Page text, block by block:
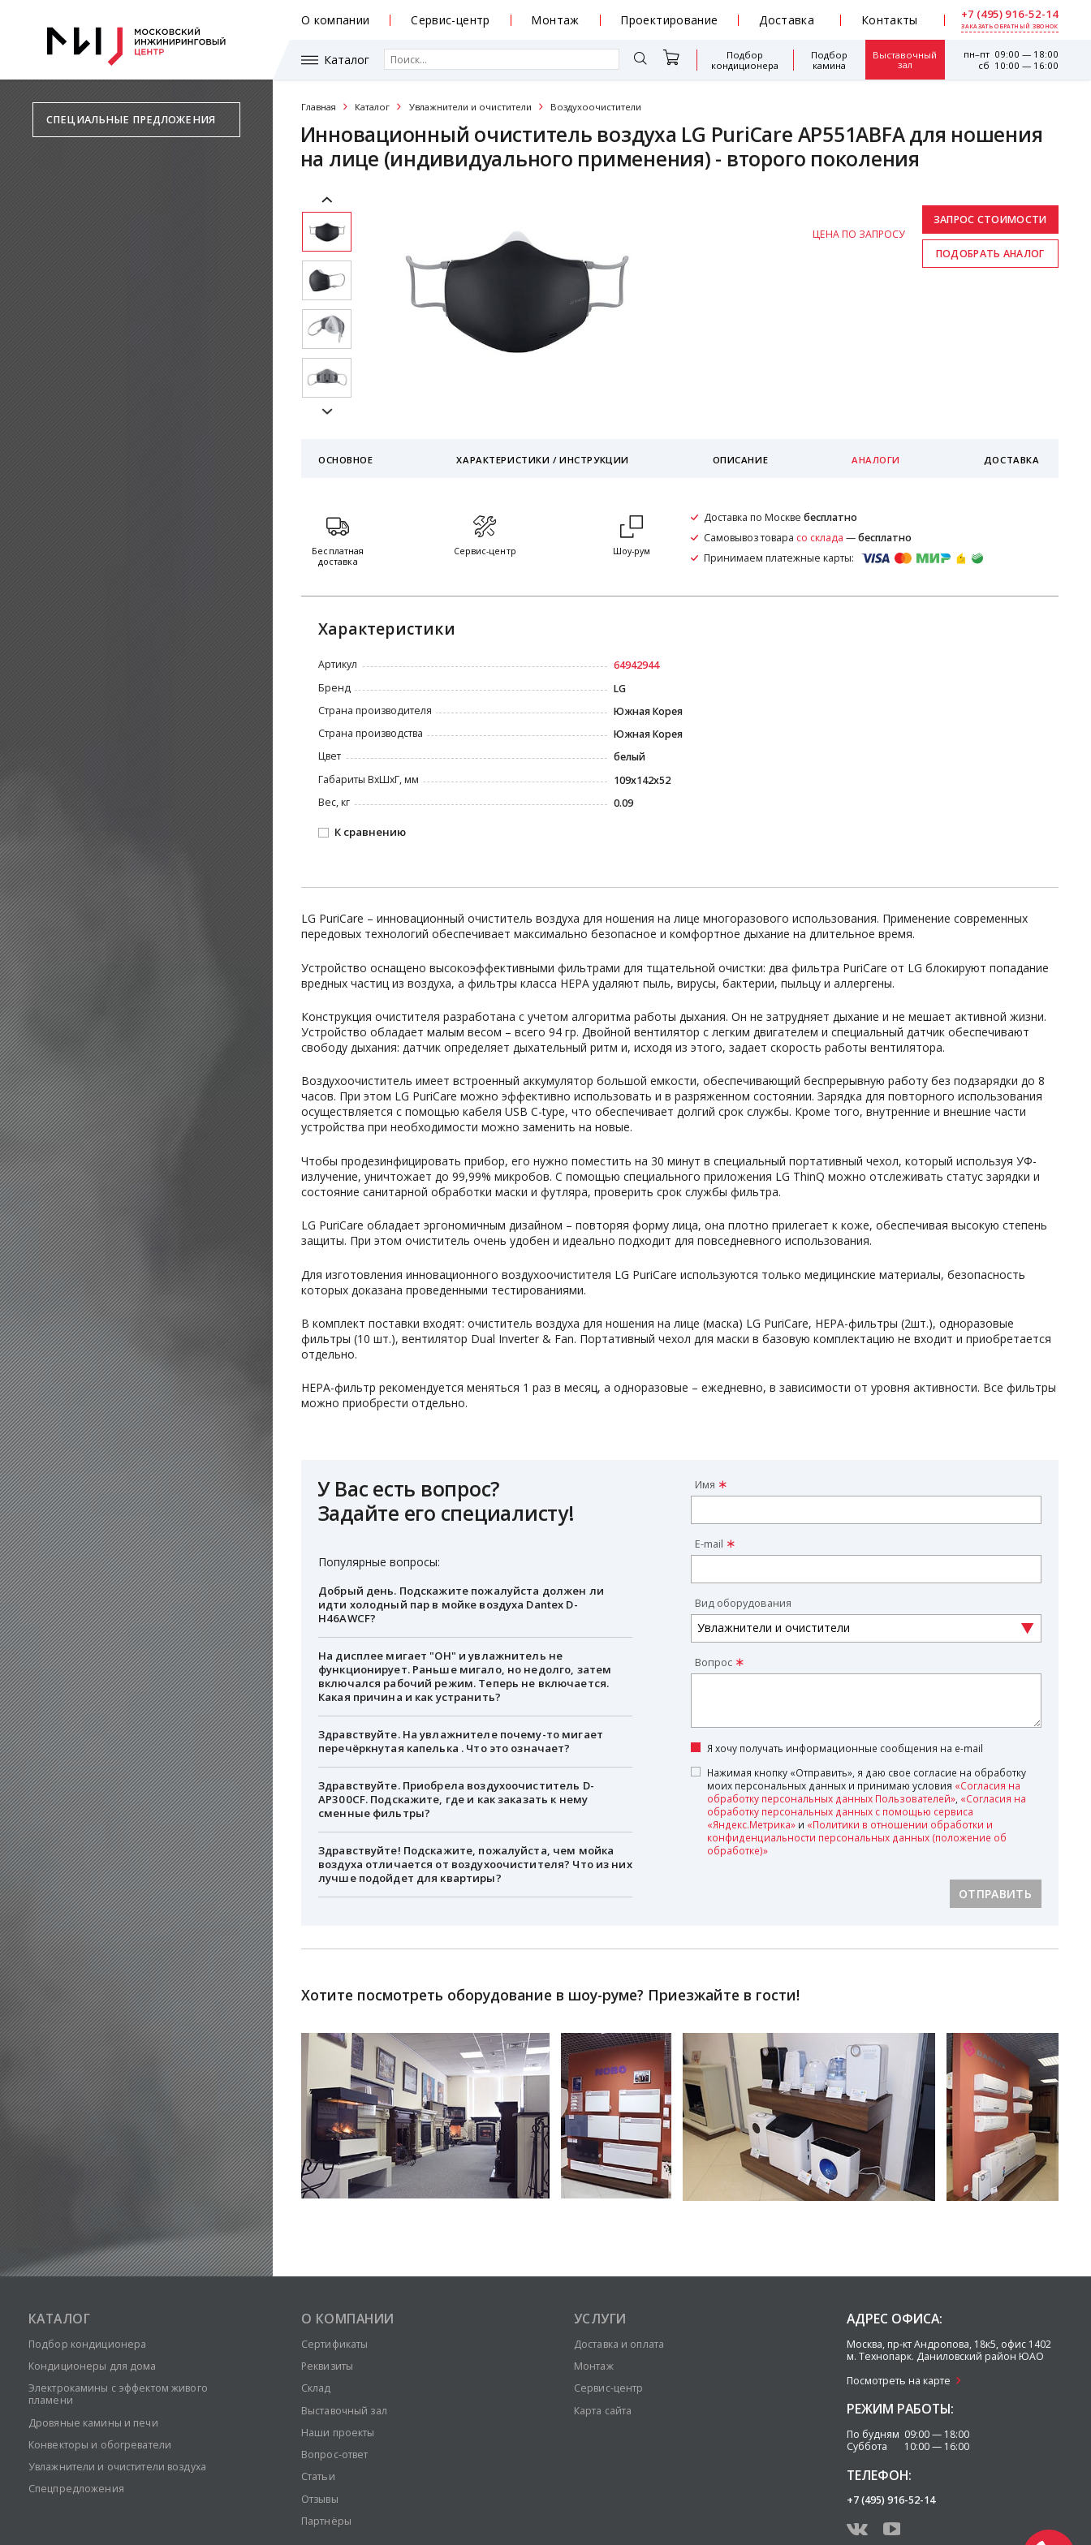
О компании Сервис-центр Монтаж Проектирование Доставка Контакты +7 (495) 916-52-14
ЗАКАЗАТЬ ОБРАТНЫЙ ЗВОНОК
Каталог
Подбор
кондиционера
Подбор
камина
Выставочный
зал
пн–пт 09:00 — 18:00
сб 10:00 — 16:00
СПЕЦИАЛЬНЫЕ ПРЕДЛОЖЕНИЯ
Главная Каталог Увлажнители и очистители Воздухоочистители
Инновационный очиститель воздуха LG PuriCare AP551ABFA для ношения
на лице (индивидуального применения) - второго поколения
ЦЕНА ПО ЗАПРОСУ
ОСНОВНОЕ ХАРАКТЕРИСТИКИ / ИНСТРУКЦИИ ОПИСАНИЕ АНАЛОГИ ДОСТАВКА
Бесплатная
доставка
Сервис-центр Шоу-рум
Доставка по Москве бесплатно
Самовывоз товара со склада —бесплатно
Принимаем платежные карты:
Характеристики
Артикул
64942944
Бренд
LG
Страна производителя
Южная Корея
Страна производства
Южная Корея
Цвет
белый
Габариты ВxШxГ, мм
109х142х52
Вес, кг
0.09
К сравнению
LG PuriCare – инновационный очиститель воздуха для ношения на лице многоразового использования. Применение современных
передовых технологий обеспечивает максимально безопасное и комфортное дыхание на длительное время.
Устройство оснащено высокоэффективными фильтрами для тщательной очистки: два фильтра PuriCare от LG блокируют попадание
вредных частиц из воздуха, а фильтры класса HEPA удаляют пыль, вирусы, бактерии, пыльцу и аллергены.
Конструкция очистителя разработана с учетом алгоритма работы дыхания. Он не затрудняет дыхание и не мешает активной жизни.
Устройство обладает малым весом – всего 94 гр. Двойной вентилятор с легким двигателем и специальный датчик обеспечивают
свободу дыхания: датчик определяет дыхательный ритм и, исходя из этого, задает скорость работы вентилятора.
Воздухоочиститель имеет встроенный аккумулятор большой емкости, обеспечивающий беспрерывную работу без подзарядки до 8
часов. При этом LG PuriCare можно эффективно использовать и в разряженном состоянии. Зарядка для повторного использования
осуществляется с помощью кабеля USB C-type, что обеспечивает долгий срок службы. Кроме того, внутренние и внешние части
устройства при необходимости можно заменить на новые.
Чтобы продезинфицировать прибор, его нужно поместить на 30 минут в специальный портативный чехол, который используя УФ-
излучение, уничтожает до 99,99% микробов. С помощью специального приложения LG ThinQ можно отслеживать статус зарядки и
состояние санитарной обработки маски и футляра, проверить срок службы фильтра.
LG PuriCare обладает эргономичным дизайном – повторяя форму лица, она плотно прилегает к коже, обеспечивая высокую степень
защиты. При этом очиститель очень удобен и идеально подходит для повседневного использования.
Для изготовления инновационного воздухоочистителя LG PuriCare используются только медицинские материалы, безопасность
которых доказана проведенными тестированиями.
В комплект поставки входят: очиститель воздуха для ношения на лице (маска) LG PuriCare, HEPA-фильтры (2шт.), одноразовые
фильтры (10 шт.), вентилятор Dual Inverter & Fan. Портативный чехол для маски в базовую комплектацию не входит и приобретается
отдельно.
HEPA-фильтр рекомендуется меняться 1 раз в месяц, а одноразовые – ежедневно, в зависимости от уровня активности. Все фильтры
можно приобрести отдельно.
У Вас есть вопрос?
Задайте его специалисту!
Популярные вопросы:
Добрый день. Подскажите пожалуйста должен ли
идти холодный пар в мойке воздуха Dantex D-
H46AWCF?
На дисплее мигает "OH" и увлажнитель не
функционирует. Раньше мигало, но недолго, затем
включался рабочий режим. Теперь не включается.
Какая причина и как устранить?
Здравствуйте. На увлажнителе почему-то мигает
перечёркнутая капелька . Что это означает?
Здравствуйте. Приобрела воздухоочиститель D-
AP300CF. Подскажите, где и как заказать к нему
сменные фильтры?
Здравствуйте! Подскажите, пожалуйста, чем мойка
воздуха отличается от воздухоочистителя? Что из них
лучше подойдет для квартиры?
Имя
E-mail
Вид оборудования
Вопрос
Я хочу получать информационные сообщения на e-mail
Нажимая кнопку «Отправить», я даю свое согласие на обработку
моих персональных данных и принимаю условия «Согласия на
обработку персональных данных Пользователей» «Согласия на
обработку персональных данных с помощью сервиса
«Яндекс.Метрика» и «Политики в отношении обработки и
конфиденциальности персональных данных (положение об
обработке)»
ОТПРАВИТЬ
Хотите посмотреть оборудование в шоу-руме? Приезжайте в гости!
КАТАЛОГ
Подбор кондиционера
Кондиционеры для дома
Электрокамины с эффектом живого
пламени
Дровяные камины и печи
Конвекторы и обогреватели
Увлажнители и очистители воздуха
Спецпредложения
О КОМПАНИИ
Сертификаты
Реквизиты
Склад
Выставочный зал
Наши проекты
Вопрос-ответ
Статьи
Отзывы
Партнёры
УСЛУГИ
Доставка и оплата
Монтаж
Сервис-центр
Карта сайта
АДРЕС ОФИСА:
Москва, пр-кт Андропова, 18к5, офис 1402
м. Технопарк. Даниловский район ЮАО
Посмотреть на карте
РЕЖИМ РАБОТЫ:
По будням 09:00 — 18:00
Суббота 10:00 — 16:00
ТЕЛЕФОН:
+7 (495) 916-52-14